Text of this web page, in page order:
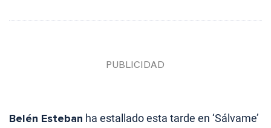
Belén Esteban ha estallado esta tarde en ‘Sálvame’